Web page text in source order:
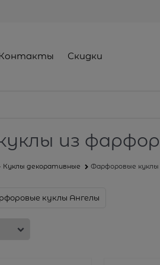
Скидки
из
Куклы декоративные Фарфоровые куклы
куклы Ангелы